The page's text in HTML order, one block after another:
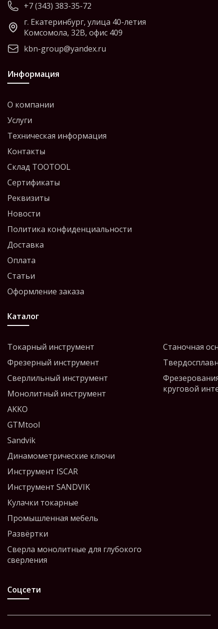
+7 (343) 383-35-72
г. Екатеринбург, улица 40-летия
Комсомола, 32В, офис 409
kbn-group@yandex.ru
Информация
О компании
Услуги
Техническая информация
Контакты
Склад TOOTOOL
Сертификаты
Реквизиты
Новости
Политика конфиденциальности
Доставка
Оплата
Статьи
Оформление заказа
Каталог
Токарный инструмент
Фрезерный инструмент
Сверлильный инструмент
Монолитный инструмент
AKKO
GTMtool
Sandvik
Динамометрические ключи
Инструмент ISCAR
Инструмент SANDVIK
Кулачки токарные
Промышленная мебель
Развёртки
Сверла монолитные для глубокого
сверления
Станочная
круговой
Соцсети